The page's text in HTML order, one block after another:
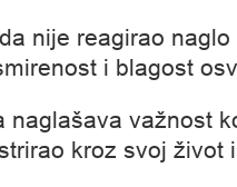
nije reagirao
i blagost
naglašava važnost
kroz svoj život